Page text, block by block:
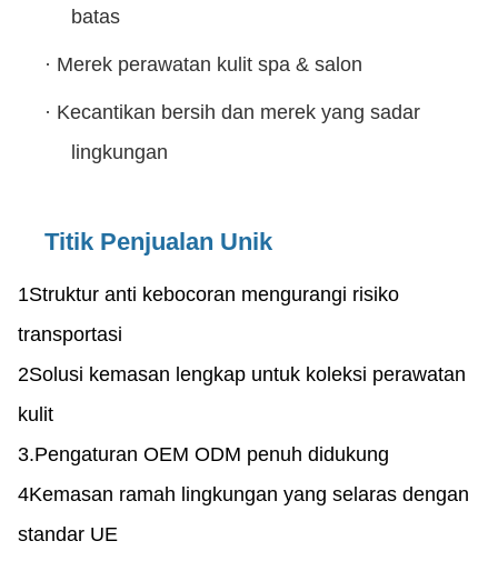
batas
· Merek perawatan kulit spa & salon
· Kecantikan bersih dan merek yang sadar
lingkungan
Titik Penjualan Unik
1Struktur anti kebocoran mengurangi risiko
transportasi
2Solusi kemasan lengkap untuk koleksi perawatan
kulit
3.Pengaturan OEM ODM penuh didukung
4Kemasan ramah lingkungan yang selaras dengan
standar UE